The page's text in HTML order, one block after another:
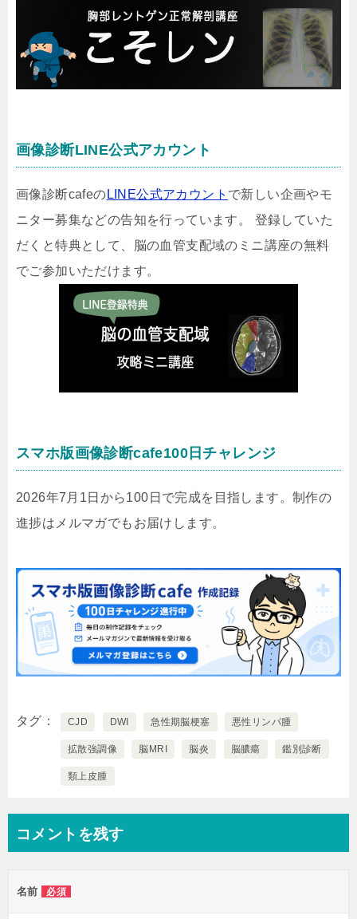
画像診断LINE公式アカウント
画像診断cafeの LINE公式アカウント で新しい企画やモ
ニター募集などの告知を行っています。 登録していた
だくと特典として、脳の血管支配域のミニ講座の無料
でご参加いただけます。
スマホ版画像診断cafe100日チャレンジ
2026年7月1日から100日で完成を目指します。制作の
進捗はメルマガでもお届けします。
タグ CJD DWI 急性期脳梗塞 悪性リンパ腫
拡散強調像 脳MRI 脳炎 脳膿瘍 鑑別診断
類上皮腫
コメントを残す
名前 必須